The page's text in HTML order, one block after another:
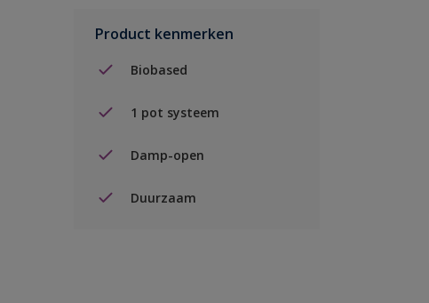
Product kenmerken
Biobased
1 pot systeem
Damp-open
Duurzaam